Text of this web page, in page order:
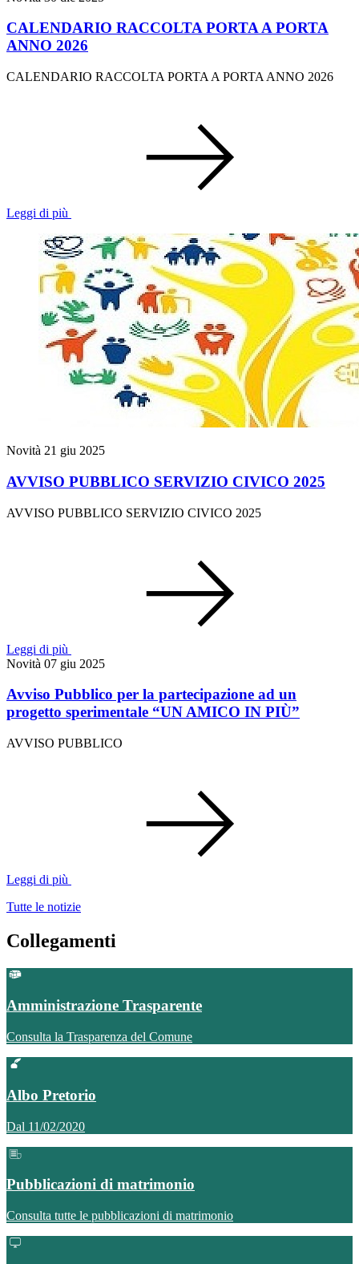
CALENDARIO RACCOLTA PORTA A PORTA
ANNO 2026
CALENDARIO RACCOLTA PORTA A PORTA ANNO 2026
Leggi di più
Novità 21 giu 2025
AVVISO PUBBLICO SERVIZIO CIVICO 2025
AVVISO PUBBLICO SERVIZIO CIVICO 2025
Leggi di più
Novità 07 giu 2025
Avviso Pubblico per la partecipazione ad un
progetto sperimentale “UN AMICO IN PIÙ”
AVVISO PUBBLICO
Leggi di più
Tutte le notizie
Collegamenti
Amministrazione Trasparente
Consulta la Trasparenza del Comune
Albo Pretorio
Dal 11/02/2020
Pubblicazioni di matrimonio
Consulta tutte le pubblicazioni di matrimonio